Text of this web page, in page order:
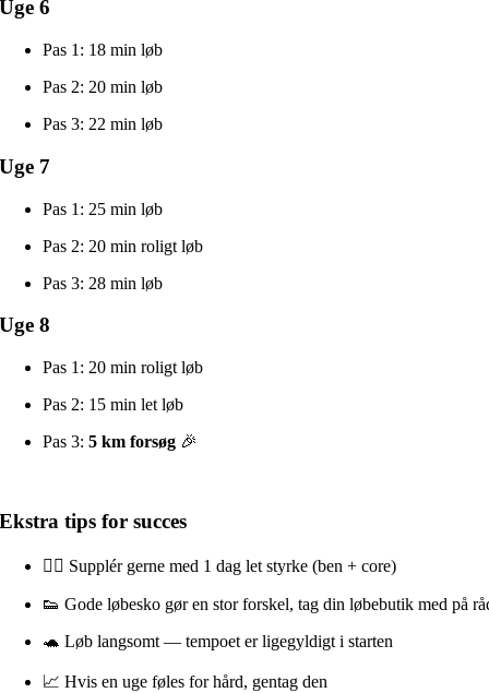
Uge 6
Pas 1: 18 min løb
Pas 2: 20 min løb
Pas 3: 22 min løb
Uge 7
Pas 1: 25 min løb
Pas 2: 20 min roligt løb
Pas 3: 28 min løb
Uge 8
Pas 1: 20 min roligt løb
Pas 2: 15 min let løb
Pas 3:5 km forsøg 🎉
Ekstra tips for succes
🧘‍♂️ Supplér gerne med 1 dag let styrke (ben + core)
👟 Gode løbesko gør en stor forskel, tag din løbebutik med på
🐢 Løb langsomt — tempoet er ligegyldigt i starten
📈 Hvis en uge føles for hård, gentag den